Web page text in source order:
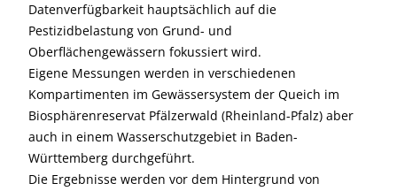
Datenverfügbarkeit hauptsächlich auf die
Pestizidbelastung von Grund- und
Oberflächengewässern fokussiert wird.
Eigene Messungen werden in verschiedenen
Kompartimenten im Gewässersystem der Queich im
Biosphärenreservat Pfälzerwald (Rheinland-Pfalz) aber
auch in einem Wasserschutzgebiet in Baden-
Württemberg durchgeführt.
Die Ergebnisse werden vor dem Hintergrund von